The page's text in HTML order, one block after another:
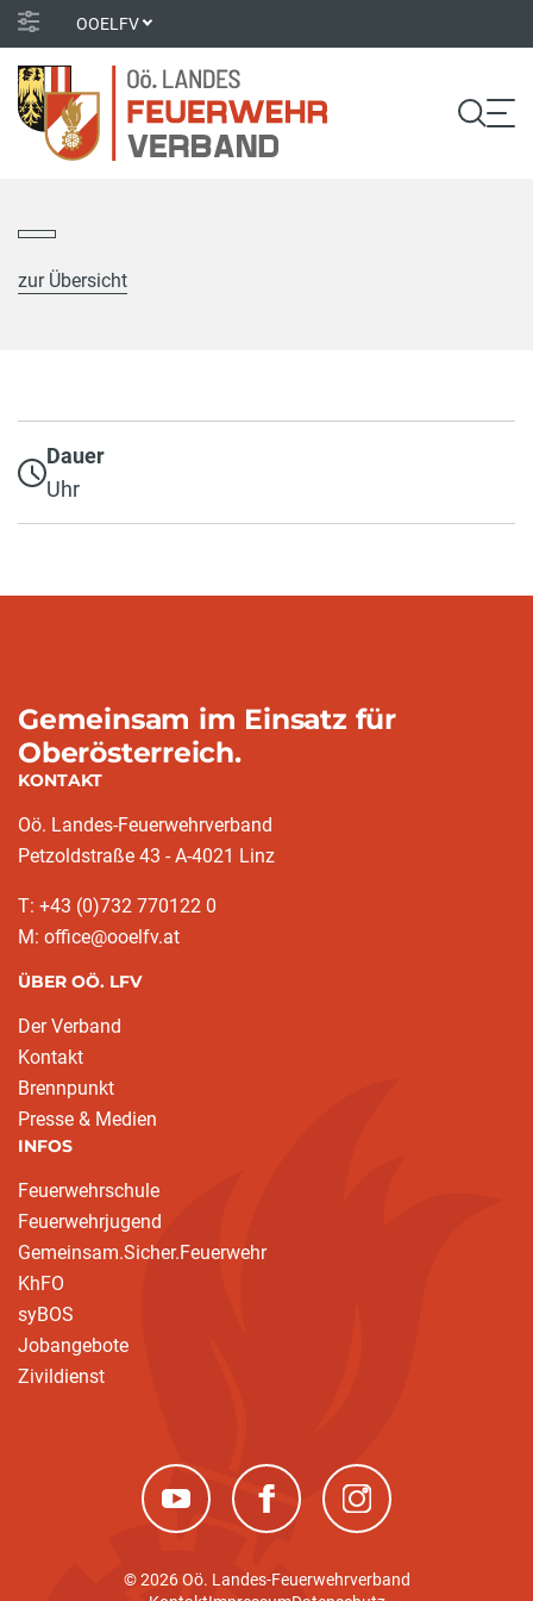
OOELFV
zur Übersicht
Dauer
Uhr
Gemeinsam im Einsatz für
Oberösterreich.
KONTAKT
Oö. Landes-Feuerwehrverband
Petzoldstraße 43 - A-4021 Linz
T: +43 (0)732 770122 0
M: office@ooelfv.at
ÜBER OÖ. LFV
Der Verband
Kontakt
Brennpunkt
Presse & Medien
INFOS
Feuerwehrschule
Feuerwehrjugend
Gemeinsam.Sicher.Feuerwehr
KhFO
syBOS
Jobangebote
Zivildienst
(neues Fenster)(neues Fenster)(neues Fenster)
© 2026 Oö. Landes-Feuerwehrverband